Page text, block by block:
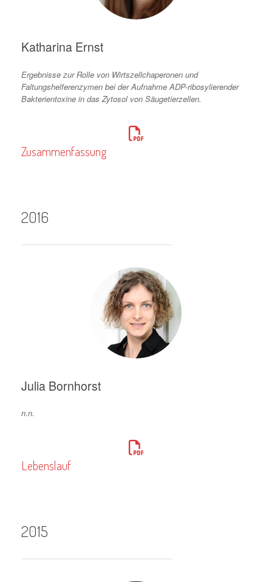
Katharina Ernst
Ergebnisse zur Rolle von Wirtszellchaperonen und
Faltungshelferenzymen bei der Aufnahme ADP-ribosylierender
Bakterientoxine in das Zytosol von Säugetierzellen.
Zusammenfassung
2016
Julia Bornhorst
n.n.
Lebenslauf
2015